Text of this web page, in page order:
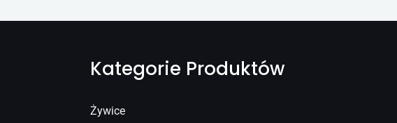
Kategorie Produktów
Żywice